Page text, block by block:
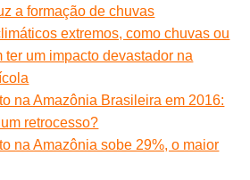
a formação de chuvas
extremos, como chuvas ou
ter um impacto devastador na
na Amazônia Brasileira em 2016:
retrocesso?
na Amazônia sobe 29%, o maior